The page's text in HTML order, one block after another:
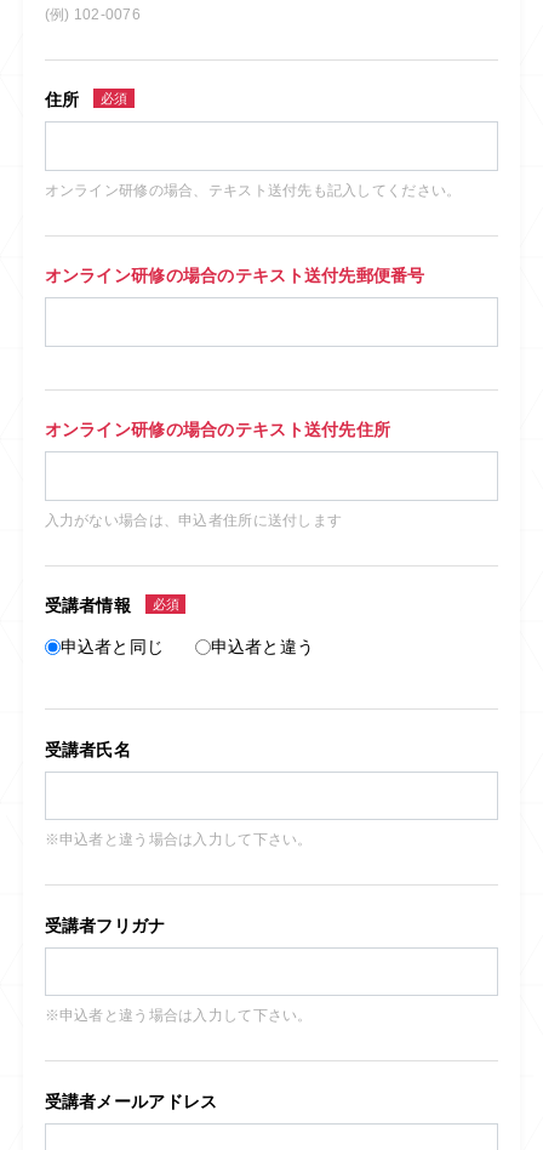
(例) 102-0076
住所 必須
オンライン研修の場合、テキスト送付先も記入してください。
オンライン研修の場合のテキスト送付先郵便番号
オンライン研修の場合のテキスト送付先住所
入力がない場合は、申込者住所に送付します
受講者情報 必須
申込者と同じ 申込者と違う
受講者氏名
※申込者と違う場合は入力して下さい。
受講者フリガナ
※申込者と違う場合は入力して下さい。
受講者メールアドレス